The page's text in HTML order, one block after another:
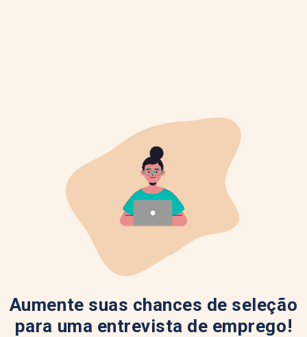
Aumente suas chances de seleção
para uma entrevista de emprego!